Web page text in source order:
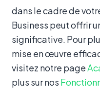
dans le cadre de
Business peut offrir
significative. Pour
mise en œuvre
visitez notre page
plus sur nos